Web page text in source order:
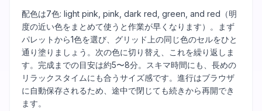
配色は7色: light pink, pink, dark red, green, and red（明
度の近い色をまとめて使うと作業が早くなります）。まず
パレットから1色を選び、グリッド上の同じ色のセルをひと
通り塗りましょう。次の色に切り替え、これを繰り返しま
す。完成までの目安は約5〜8分。スキマ時間にも、長めの
リラックスタイムにも合うサイズ感です。進行はブラウザ
に自動保存されるため、途中で閉じても続きから再開でき
ます。